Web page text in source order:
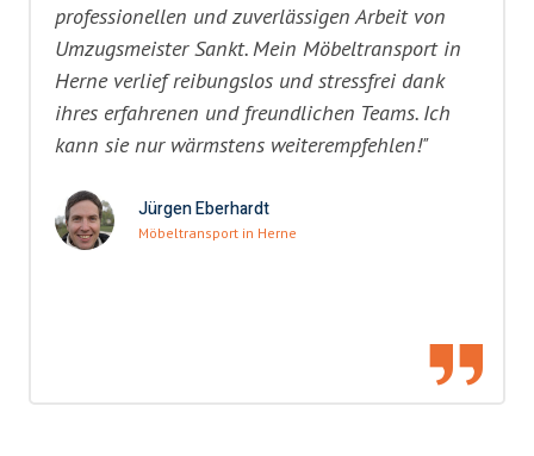
professionellen und zuverlässigen Arbeit von
Umzugsmeister Sankt. Mein Möbeltransport in
Herne verlief reibungslos und stressfrei dank
ihres erfahrenen und freundlichen Teams. Ich
kann sie nur wärmstens weiterempfehlen!"
Jürgen Eberhardt
Möbeltransport in Herne